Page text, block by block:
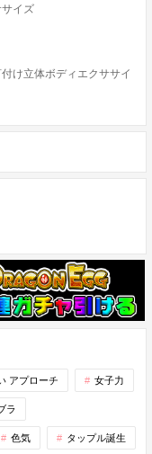
イズ
け立体ボディエクササイ
アプローチ 女子力
ラ
色気 タップル誕生